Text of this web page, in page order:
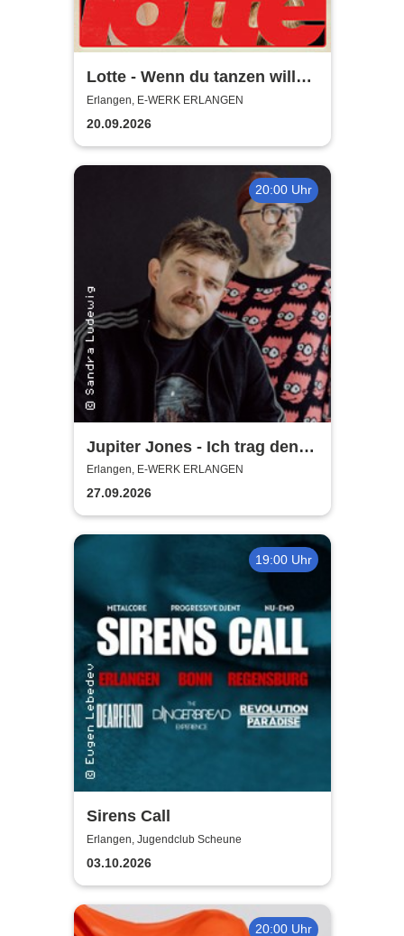
Lotte - Wenn du tanzen willst
Tour 2026
Erlangen, E-WERK ERLANGEN
20.09.2026
20:00 Uhr
Jupiter Jones - Ich trag den
Sarg, Du trägst was Buntes -
Tour 2026
Erlangen, E-WERK ERLANGEN
27.09.2026
19:00 Uhr
Sirens Call
Erlangen, Jugendclub Scheune
03.10.2026
20:00 Uhr